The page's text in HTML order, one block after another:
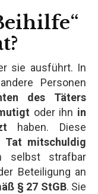
sie ausführt. In
Personen
des Täters
oder ihn in
haben. Diese
Tat mitschuldig
selbst strafbar
Beteiligung an
§ 27 StGB. Sie